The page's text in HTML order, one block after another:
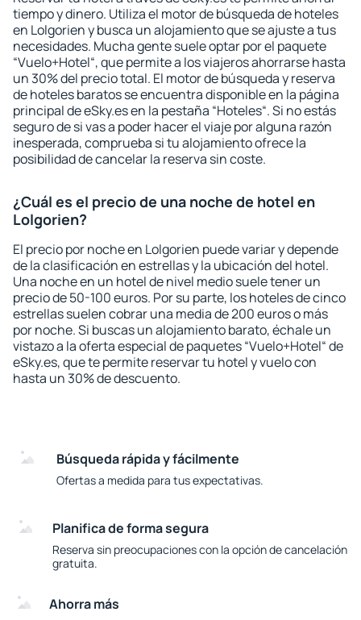
tiempo y dinero. Utiliza el motor de búsqueda de hoteles
en Lolgorien y busca un alojamiento que se ajuste a tus
necesidades. Mucha gente suele optar por el paquete
“Vuelo+Hotel“, que permite a los viajeros ahorrarse hasta
un 30% del precio total. El motor de búsqueda y reserva
de hoteles baratos se encuentra disponible en la página
principal de eSky.es en la pestaña “Hoteles“. Si no estás
seguro de si vas a poder hacer el viaje por alguna razón
inesperada, comprueba si tu alojamiento ofrece la
posibilidad de cancelar la reserva sin coste.
¿Cuál es el precio de una noche de hotel en
Lolgorien?
El precio por noche en Lolgorien puede variar y depende
de la clasificación en estrellas y la ubicación del hotel.
Una noche en un hotel de nivel medio suele tener un
precio de 50-100 euros. Por su parte, los hoteles de cinco
estrellas suelen cobrar una media de 200 euros o más
por noche. Si buscas un alojamiento barato, échale un
vistazo a la oferta especial de paquetes “Vuelo+Hotel“ de
eSky.es, que te permite reservar tu hotel y vuelo con
hasta un 30% de descuento.
Búsqueda rápida y fácilmente
Ofertas a medida para tus expectativas.
Planifica de forma segura
Reserva sin preocupaciones con la opción de cancelación
gratuita.
Ahorra más